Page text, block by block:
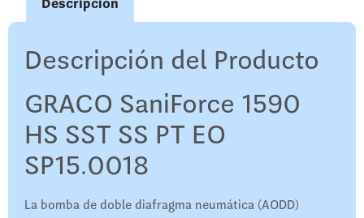
Descripción
Descripción del Producto
GRACO SaniForce 1590
HS SST SS PT EO
SP15.0018
La bomba de doble diafragma neumática (AODD)